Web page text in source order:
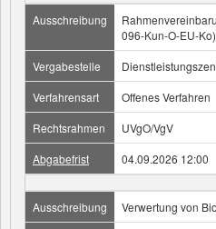
Ausschreibung
096-Kun-O-EU-Ko)
Vergabestelle
Verfahrensart
Offenes Verfahren
Rechtsrahmen
UVgO/VgV
Abgabefrist
04.09.2026 12:00
Ausschreibung
Verwertung von